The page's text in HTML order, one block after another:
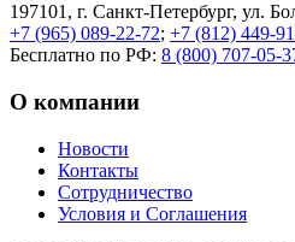
197101, г. Санкт-Петербург, ул.
+7 (965) 089-22-72; +7 (812) 449-
Бесплатно по РФ: 8 (800) 707-05-
О компании
Новости
Контакты
Сотрудничество
Условия и Соглашения